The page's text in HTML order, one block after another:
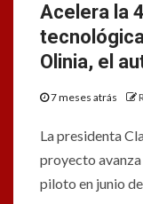
Acelera la
Olinia, el
7 meses atrás
La presidenta
proyecto
piloto en junio